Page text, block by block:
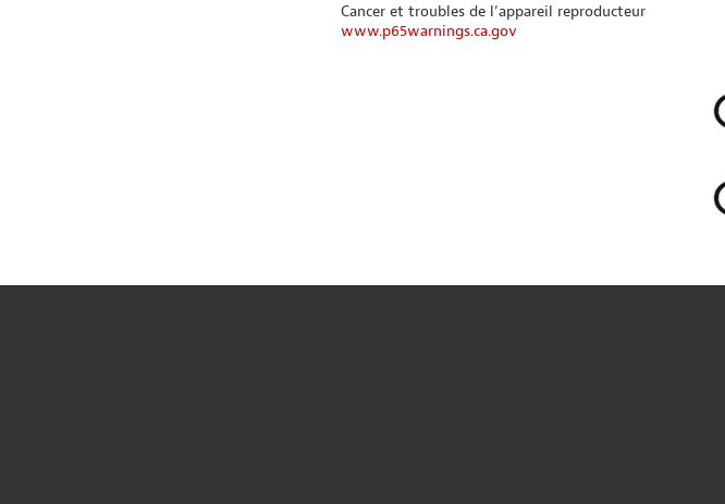
Cancer et troubles de l’appareil reproducteur
www.p65warnings.ca.gov